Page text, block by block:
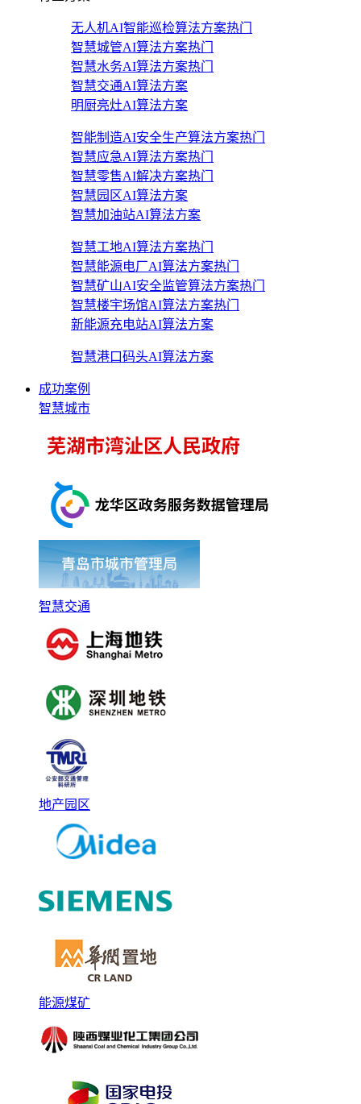
无人机AI智能巡检算法方案热门
智慧城管AI算法方案热门
智慧水务AI算法方案热门
智慧交通AI算法方案
明厨亮灶AI算法方案
智能制造AI安全生产算法方案热门
智慧应急AI算法方案热门
智慧零售AI解决方案热门
智慧园区AI算法方案
智慧加油站AI算法方案
智慧工地AI算法方案热门
智慧能源电厂AI算法方案热门
智慧矿山AI安全监管算法方案热门
智慧楼宇场馆AI算法方案热门
新能源充电站AI算法方案
智慧港口码头AI算法方案
成功案例
智慧城市
智慧交通
地产园区
能源煤矿